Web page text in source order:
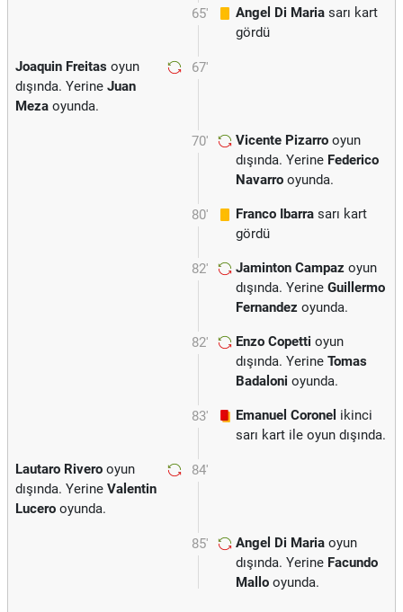
65' Angel Di Maria sarı kart
gördü
67'
Joaquin Freitas oyun
dışında. Yerine Juan
Meza oyunda.
70' Vicente Pizarro oyun
dışında. Yerine Federico
Navarro oyunda.
80' Franco Ibarra sarı kart
gördü
82' Jaminton Campaz oyun
dışında. Yerine Guillermo
Fernandez oyunda.
82' Enzo Copetti oyun
dışında. Yerine Tomas
Badaloni oyunda.
83' Emanuel Coronel ikinci
sarı kart ile oyun dışında.
84'
Lautaro Rivero oyun
dışında. Yerine Valentin
Lucero oyunda.
85' Angel Di Maria oyun
dışında. Yerine Facundo
Mallo oyunda.